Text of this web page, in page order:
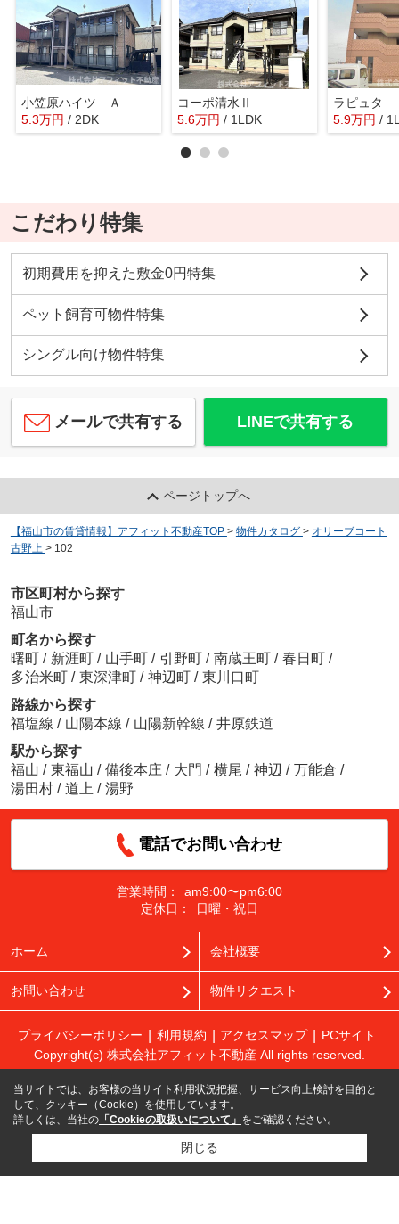
小笠原ハイツ Ａ
5.3万円 / 2DK
コーポ清水Ⅱ
5.6万円 / 1LDK
ラピュタ
5.9万円 /
こだわり特集
初期費用を抑えた敷金0円特集
ペット飼育可物件特集
シングル向け物件特集
メールで共有する LINEで共有する
ページトップへ
【福山市の賃貸情報】アフィット不動産TOP > 物件カタログ > オリーブコート
古野上 > 102
市区町村から探す
福山市
町名から探す
曙町 / 新涯町 / 山手町 / 引野町 / 南蔵王町 / 春日町 /
多治米町 / 東深津町 / 神辺町 / 東川口町
路線から探す
福塩線 / 山陽本線 / 山陽新幹線 / 井原鉄道
駅から探す
福山 / 東福山 / 備後本庄 / 大門 / 横尾 / 神辺 / 万能倉 /
湯田村 / 道上 / 湯野
電話でお問い合わせ
営業時間：
am9:00〜pm6:00
定休日：
日曜・祝日
ホーム 会社概要
お問い合わせ 物件リクエスト
プライバシーポリシー 利用規約 アクセスマップ
PCサイト
Copyright(c) 株式会社アフィット不動産 All rights reserved.
当サイトでは、お客様の当サイト利用状況把握、サービス向上検討を目的と
して、クッキー（Cookie）を使用しています。
詳しくは、当社の 「Cookieの取扱いについて」 をご確認ください。
閉じる